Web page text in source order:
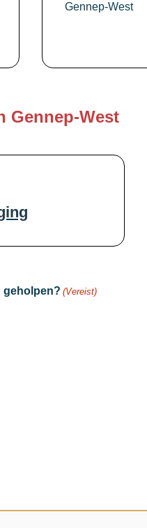
Gennep-West
Gennep-West
geholpen? (Vereist)